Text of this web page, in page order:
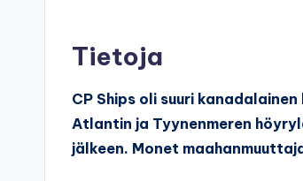
Tietoja
CP Ships oli suuri
Atlantin ja Tyynenmeren
jälkeen. Monet